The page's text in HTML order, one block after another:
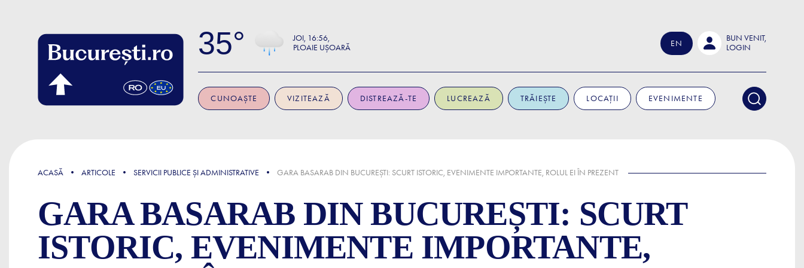
35 JOI 16:56
PLOAIE UȘOARĂ
EN
BUN VENIT,
LOGIN
CUNOAȘTE VIZITEAZĂ DISTREAZĂ-TE LUCREAZĂ TRĂIEȘTE LOCAȚII EVENIMENTE
FOCUS
ACASĂ ARTICOLE SERVICII PUBLICE ȘI ADMINISTRATIVE GARA BASARAB DIN BUCUREȘTI: SCURT ISTORIC, EVENIMENTE IMPORTANTE, ROLUL EI ÎN PREZENT
GARA BASARAB DIN BUCUREȘTI: SCURT
ISTORIC, EVENIMENTE IMPORTANTE,